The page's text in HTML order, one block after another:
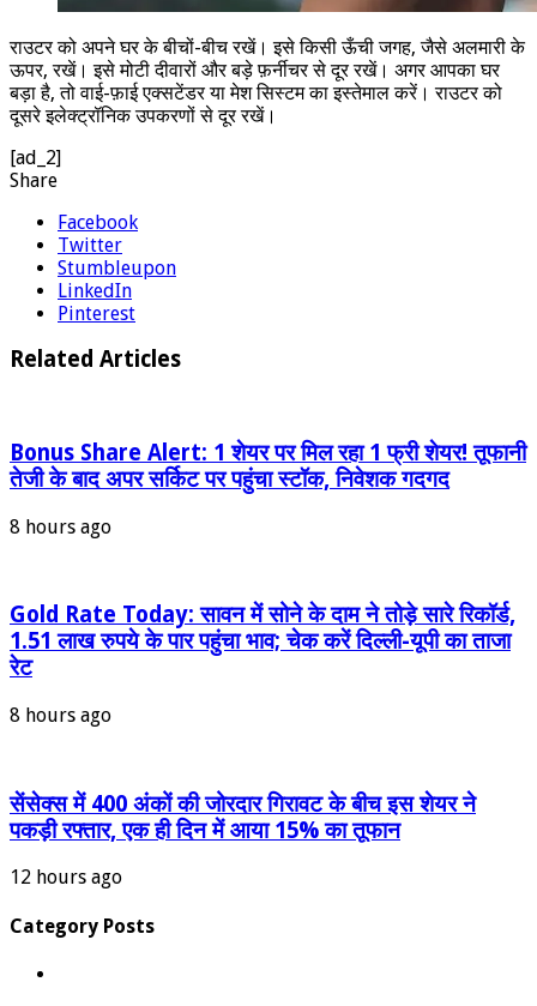
राउटर को अपने घर के बीचों-बीच रखें। इसे किसी ऊँची जगह, जैसे अलमारी के
ऊपर, रखें। इसे मोटी दीवारों और बड़े फ़र्नीचर से दूर रखें। अगर आपका घर
बड़ा है, तो वाई-फ़ाई एक्सटेंडर या मेश सिस्टम का इस्तेमाल करें। राउटर को
दूसरे इलेक्ट्रॉनिक उपकरणों से दूर रखें।
[ad_2]
Share
Facebook
Twitter
Stumbleupon
LinkedIn
Pinterest
Related Articles
Bonus Share Alert: 1 शेयर पर मिल रहा 1 फ्री शेयर! तूफानी
तेजी के बाद अपर सर्किट पर पहुंचा स्टॉक, निवेशक गदगद
8 hours ago
Gold Rate Today: सावन में सोने के दाम ने तोड़े सारे रिकॉर्ड,
1.51 लाख रुपये के पार पहुंचा भाव; चेक करें दिल्ली-यूपी का ताजा
रेट
8 hours ago
सेंसेक्स में 400 अंकों की जोरदार गिरावट के बीच इस शेयर ने
पकड़ी रफ्तार, एक ही दिन में आया 15% का तूफान
12 hours ago
Category Posts